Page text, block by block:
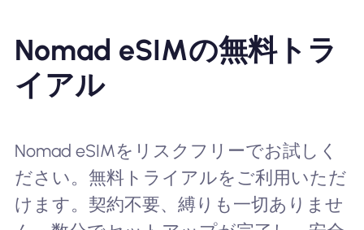
Nomad eSIMの無料トラ
イアル
Nomad eSIMをリスクフリーでお試しく
ださい。無料トライアルをご利用いただ
けます。契約不要、縛りも一切ありませ